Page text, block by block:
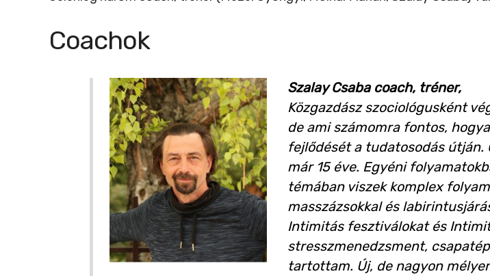
Coachok
Szalay Csaba coach, tréner,
Közgazdász szociológusként
de ami számomra fontos,
fejlődését a tudatosodás
már 15 éve. Egyéni
témában viszek komplex
masszázsokkal és
Intimitás fesztiválokat és
stresszmenedzsment,
tartottam. Új, de nagyon